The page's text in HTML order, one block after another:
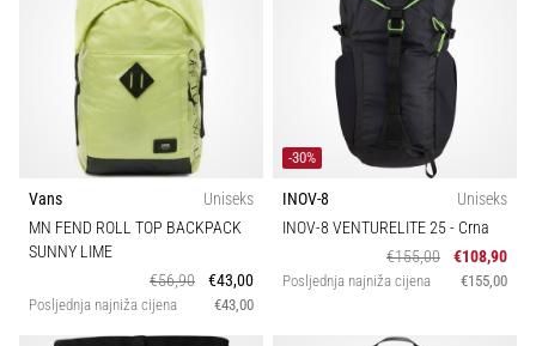
Vans
Uniseks
MN FEND ROLL TOP BACKPACK
SUNNY LIME
€56,90
€43,00
Posljednja najniža cijena €43,00
-30%
INOV-8
Uniseks
INOV-8 VENTURELITE 25- Crna
€155,00
€108,90
Posljednja najniža cijena €155,00